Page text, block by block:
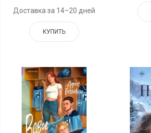
Доставка за 14–20 дней
КУПИТЬ